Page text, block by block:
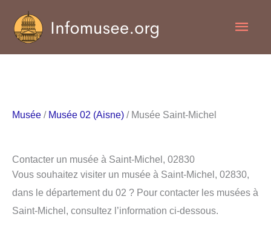
contenu
Musée / Musée 02 (Aisne) / Musée Saint-Michel
Contacter un musée à Saint-Michel, 02830
Vous souhaitez visiter un musée à Saint-Michel, 02830,
dans le département du 02 ? Pour contacter les musées à
Saint-Michel, consultez l’information ci-dessous.